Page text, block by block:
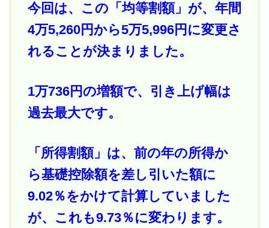
今回は、この「均等割額」が、年間
4万5,260円から5万5,996円に変更さ
れることが決まりました。
1万736円の増額で、引き上げ幅は
過去最大です。
「所得割額」は、前の年の所得か
ら基礎控除額を差し引いた額に
9.02％をかけて計算していました
が、これも9.73％に変わります。